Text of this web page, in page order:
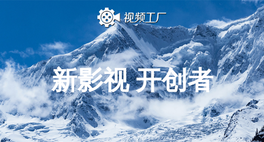
新影视 开创者